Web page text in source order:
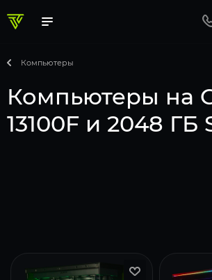
Компьютеры
Компьютеры на
13100F и 2048 ГБ